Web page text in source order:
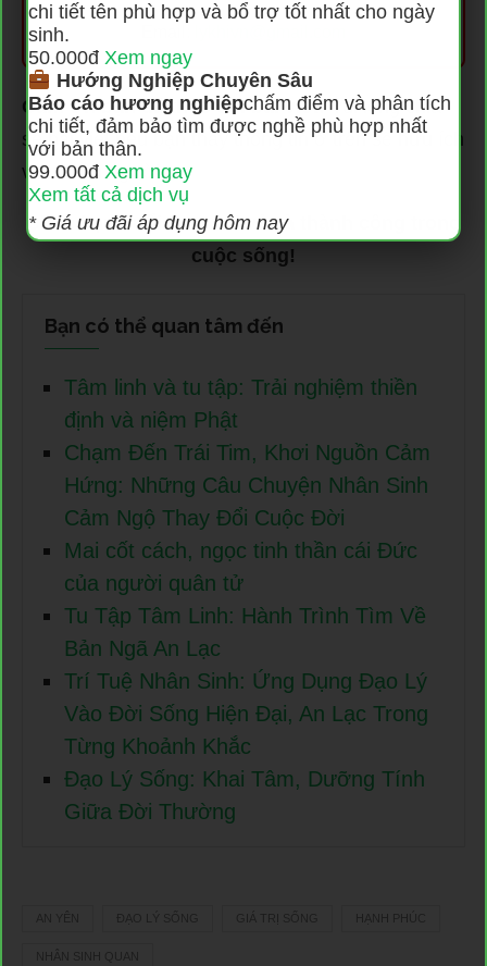
Cám ơn bạn đã theo dõi bài viết!Vui lòng chia
sẻ bài viết nếu bạn thấy thông tin ở trên sẽ hữu ích
với nhiều người.
Chúc bạn buổi trưa vui vẻ và thành công trong
cuộc sống!
Bạn có thể quan tâm đến
Tâm linh và tu tập: Trải nghiệm thiền
định và niệm Phật
Chạm Đến Trái Tim, Khơi Nguồn Cảm
Hứng: Những Câu Chuyện Nhân Sinh
Cảm Ngộ Thay Đổi Cuộc Đời
Mai cốt cách, ngọc tinh thần cái Đức
của người quân tử
Tu Tập Tâm Linh: Hành Trình Tìm Về
Bản Ngã An Lạc
Trí Tuệ Nhân Sinh: Ứng Dụng Đạo Lý
Vào Đời Sống Hiện Đại, An Lạc Trong
Từng Khoảnh Khắc
Đạo Lý Sống: Khai Tâm, Dưỡng Tính
Giữa Đời Thường
AN YÊN ĐẠO LÝ SỐNG GIÁ TRỊ SỐNG HẠNH PHÚC
NHÂN SINH QUAN
chi tiết tên phù hợp và bổ trợ tốt nhất cho ngày
sinh.
50.000đ Xem ngay
Hướng Nghiệp Chuyên Sâu
Báo cáo hương nghiệpchấm điểm và phân tích
chi tiết, đảm bảo tìm được nghề phù hợp nhất
với bản thân.
99.000đ Xem ngay
Xem tất cả dịch vụ
* Giá ưu đãi áp dụng hôm nay